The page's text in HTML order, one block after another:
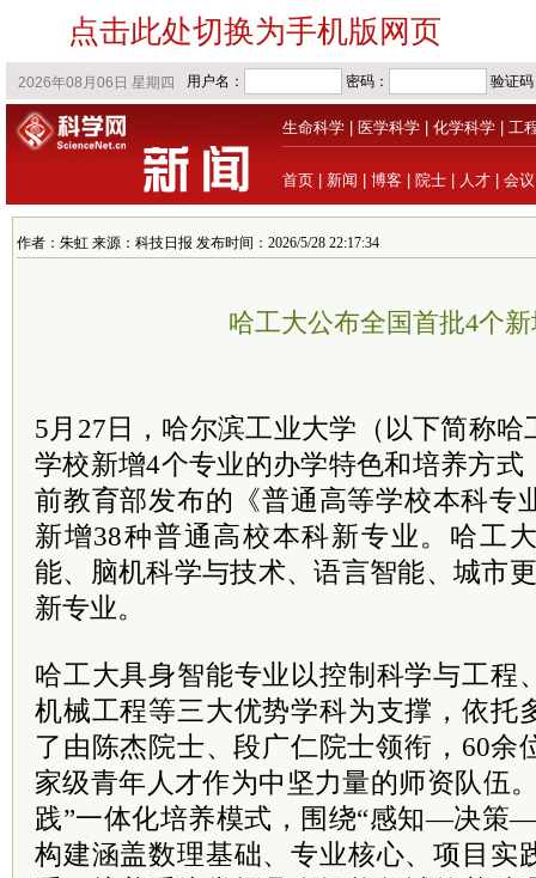
点击此处切换为手机版网页
生命科学 医学科学 化学科学 工
首页 新闻 博客 院士 人才 会议
作者：朱虹 来源：科技日报 发布时间：2026/5/28 22:17:34
哈工大公布全国首批4个
5月27日，哈尔滨工业大学（以下简称
学校新增4个专业的办学特色和培养方
前教育部发布的《普通高等学校本科专
新增38种普通高校本科新专业。哈工
能、脑机科学与技术、语言智能、城市
新专业。
哈工大具身智能专业以控制科学与工程
机械工程等三大优势学科为支撑，依托
了由陈杰院士、段广仁院士领衔，60余
家级青年人才作为中坚力量的师资队
践”一体化培养模式，围绕“感知—决策
构建涵盖数理基础、专业核心、项目实